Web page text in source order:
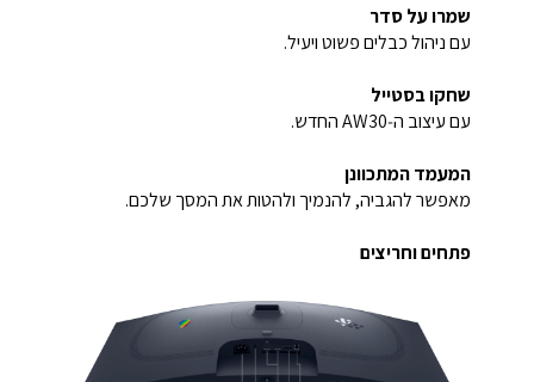
שמרו על סדר
עם ניהול כבלים פשוט ויעיל.
שחקו בסטייל
עם עיצוב ה‑AW30 החדש.
המעמד המתכוונן
מאפשר להגביה, להנמיך ולהטות את המסך שלכם.
פתחים וחריצים